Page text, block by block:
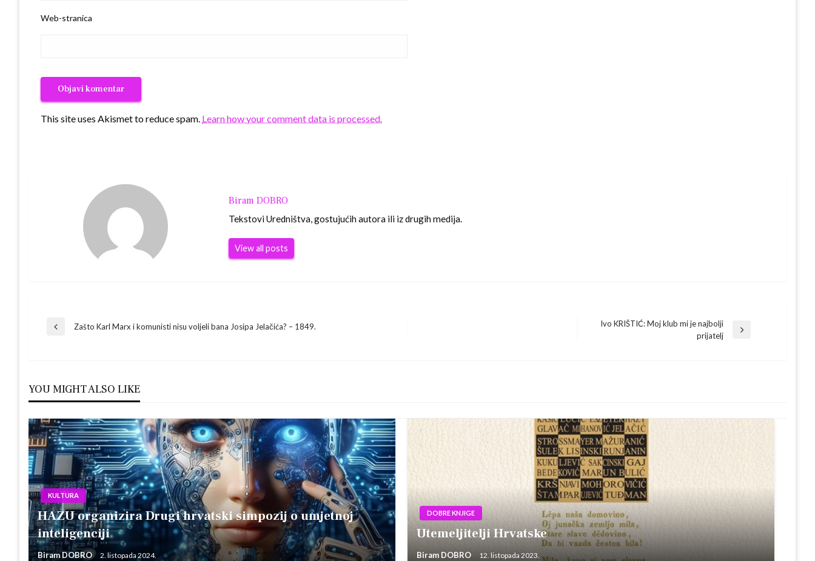
Web-stranica
This site uses Akismet to reduce spam. Learn how your comment data is processed.
Biram DOBRO
Tekstovi Uredništva, gostujućih autora ili iz drugih medija.
View all posts
Navigacija
Previous
Zašto Karl Marx i komunisti nisu voljeli bana Josipa Jelačića? – 1849.
Ivo KRIŠTIĆ: Moj klub mi je najbolji
prijatelj
YOU MIGHT ALSO LIKE
KULTURA
HAZU organizira Drugi hrvatski simpozij o umjetnoj
inteligenciji
Biram DOBRO 2. listopada 2024.
DOBRE KNJIGE
Utemeljitelji Hrvatske
Biram DOBRO 12. listopada 2023.